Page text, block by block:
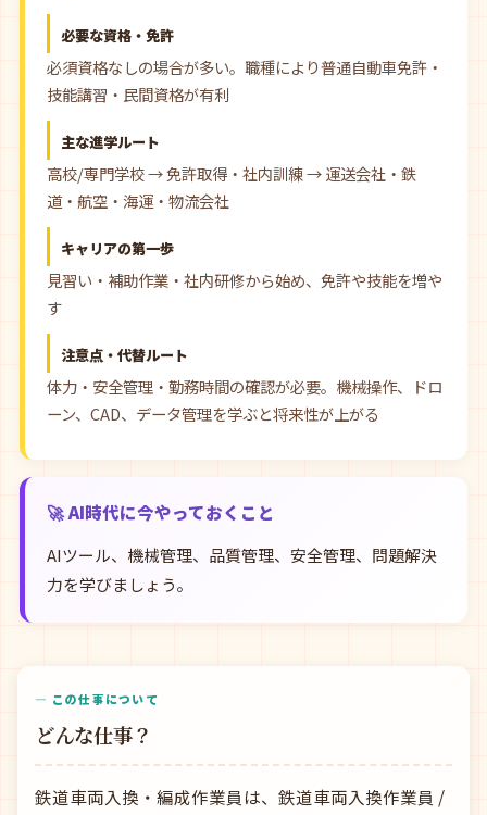
必要な資格・免許
必須資格なしの場合が多い。職種により普通自動車免許・
技能講習・民間資格が有利
主な進学ルート
高校/専門学校 → 免許取得・社内訓練 → 運送会社・鉄
道・航空・海運・物流会社
キャリアの第一歩
見習い・補助作業・社内研修から始め、免許や技能を増や
す
注意点・代替ルート
体力・安全管理・勤務時間の確認が必要。機械操作、ドロ
ーン、CAD、データ管理を学ぶと将来性が上がる
🚀 AI時代に今やっておくこと
AIツール、機械管理、品質管理、安全管理、問題解決
力を学びましょう。
— この仕事について
どんな仕事？
鉄道車両入換・編成作業員は、鉄道車両入換作業員 /